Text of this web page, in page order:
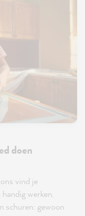
doen
vind je
werken.
schuren: gewoon